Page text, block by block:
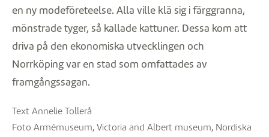
en ny modeföreteelse. Alla ville klä sig i färggranna,
mönstrade tyger, så kallade kattuner. Dessa kom att
driva på den ekonomiska utvecklingen och
Norrköping var en stad som omfattades av
framgångssagan.
Text Annelie Tollerå
Foto Armémuseum, Victoria and Albert museum, Nordiska